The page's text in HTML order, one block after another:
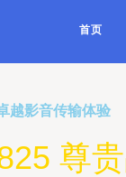
首页
越影音传输体验
尊